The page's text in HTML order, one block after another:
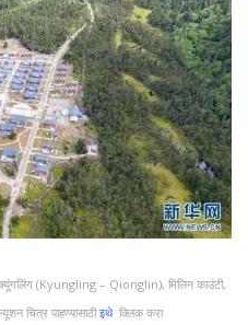
क्यूंगलिंग (Kyungling – Qionglin), मिलिन काउंटी,
चित्र पाहण्यासाठीइथे क्लिक करा